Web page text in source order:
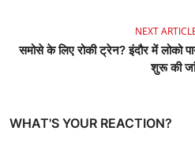
NEXT
समोसे के लिए रोकी ट्रेन? इंदौर में लोको
शुरू की
WHAT'S YOUR REACTION?